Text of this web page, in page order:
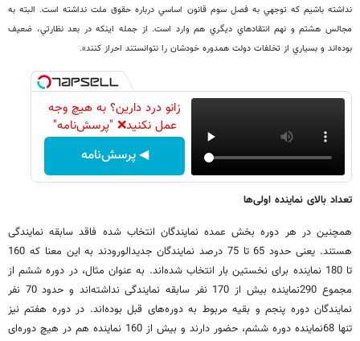
نداشته باشيم كه توجهي به فصل سوم قانون اساسي درباره حقوق ملت نداشته است. البته به
مجالس هشتم و نهم انتقادهاي ديگري هم وارد است. از جمله اينكه در بعد نظارتي، ضعيف
بوده‌اند و بسياري از تخلفات دولت همدوره خودشان را نتوانستند احراز كنند».
زانو درد دارین؟ به هیچ وجه
عمل نکنید❌ "پرسش‌نامه"
◀ پرسش‌نامه
تعداد بالای نماینده اولی‌ها
همچنین در هر دوره بخش عمده نمایندگان انتخاب شده فاقد سابقه نمایندگی
هستند. یعنی حدود 65 تا 75 درصد نمایندگان جدیدالورودند به این معنا که 160
تا 180 نماینده برای نخستین بار انتخاب شده‌اند. به عنوان مثال، در دوره ششم از
مجموع 290نماینده بیش از 170 نفر سابقه نمایندگی نداشته‌اند و حدود 70 نفر
نمایندگان دوره پنجم و بقیه مربوط به دوره‌های قبل بوده‌اند. در دوره هفتم نیز
تنها 68نماینده دوره ششم، حضور دارند و بیش از 160 نماینده هم در هیچ دوره‌ای